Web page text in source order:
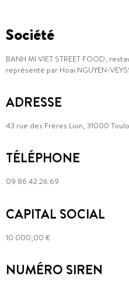
Société
BANH MI VIET STREET FOOD,
représenté par Hoai NGUYEN-
ADRESSE
43 rue des Frères Lion, 31000
TÉLÉPHONE
09 86 42 26 69
CAPITAL SOCIAL
10 000,00 €
NUMÉRO SIREN